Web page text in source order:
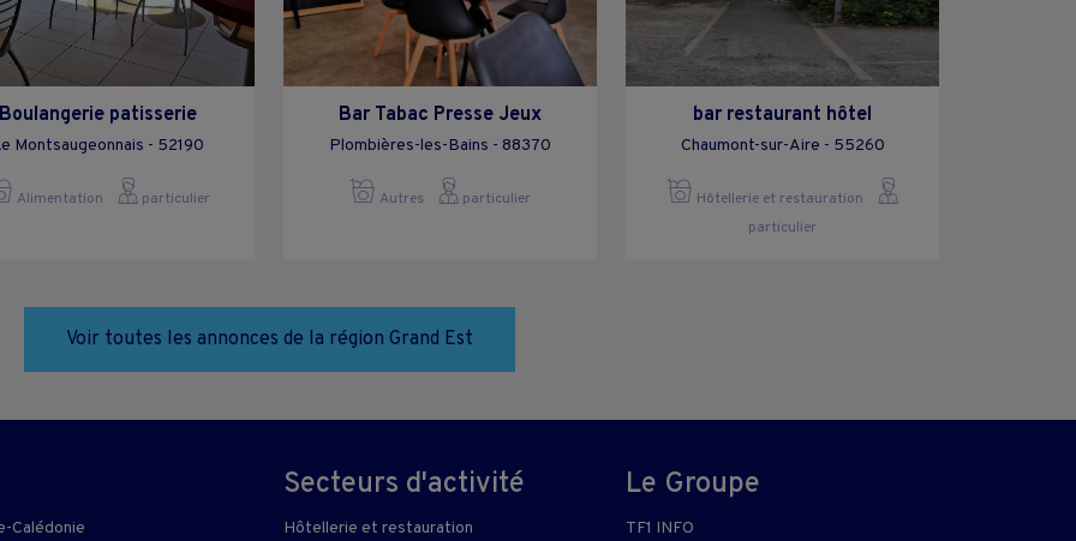
Boulangerie patisserie
Montsaugeonnais - 52190
Alimentation particulier
Bar Tabac Presse Jeux
Plombières-les-Bains - 88370
Autres particulier
bar restaurant hôtel
Chaumont-sur-Aire - 55260
Hôtellerie et restauration
particulier
Voir toutes les annonces de la région Grand Est
Calédonie
Secteurs d'activité
Hôtellerie et restauration
Le Groupe
TF1 INFO